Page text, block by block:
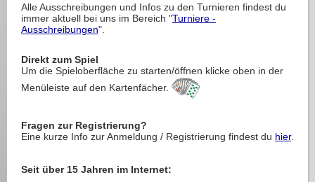
Alle Ausschreibungen und Infos zu den Turnieren findest du
immer aktuell bei uns im Bereich "Turniere -
Ausschreibungen".
Direkt zum Spiel
Um die Spieloberfläche zu starten/öffnen klicke oben in der
Menüleiste auf den Kartenfächer.
Fragen zur Registrierung?
Eine kurze Info zur Anmeldung / Registrierung findest du hier.
Seit über 15 Jahren im Internet: